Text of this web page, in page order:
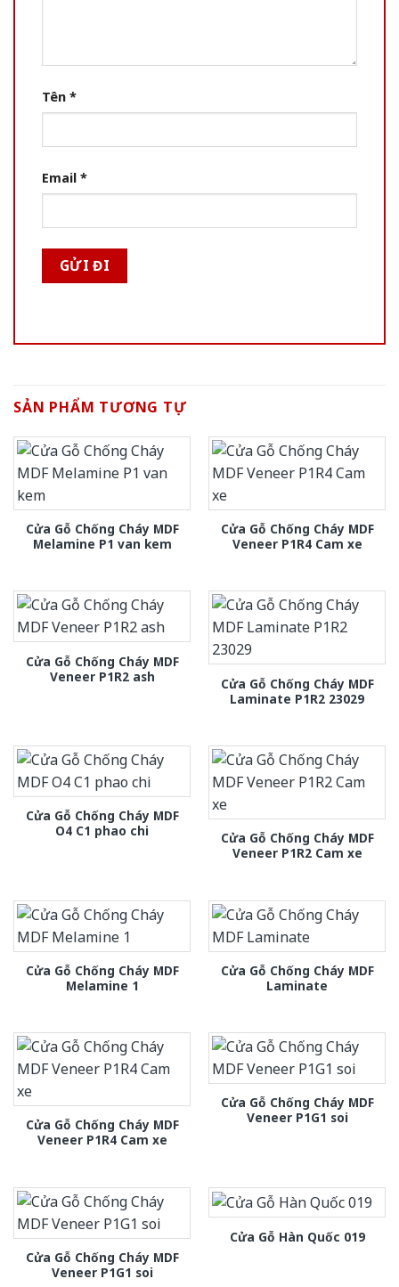
Tên *
Email *
SẢN PHẨM TƯƠNG TỰ
Cửa Gỗ Chống Cháy MDF
Melamine P1 van kem
Cửa Gỗ Chống Cháy MDF
Veneer P1R4 Cam xe
Cửa Gỗ Chống Cháy MDF
Veneer P1R2 ash
Cửa Gỗ Chống Cháy MDF
Laminate P1R2 23029
Cửa Gỗ Chống Cháy MDF
O4 C1 phao chi
Cửa Gỗ Chống Cháy MDF
Veneer P1R2 Cam xe
Cửa Gỗ Chống Cháy MDF
Melamine 1
Cửa Gỗ Chống Cháy MDF
Laminate
Cửa Gỗ Chống Cháy MDF
Veneer P1R4 Cam xe
Cửa Gỗ Chống Cháy MDF
Veneer P1G1 soi
Cửa Gỗ Chống Cháy MDF
Veneer P1G1 soi
Cửa Gỗ Hàn Quốc 019